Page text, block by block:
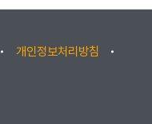
개인정보처리방침